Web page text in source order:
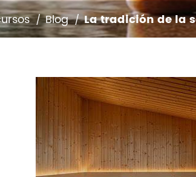
HABITACIÓN
Blog La tradición de la